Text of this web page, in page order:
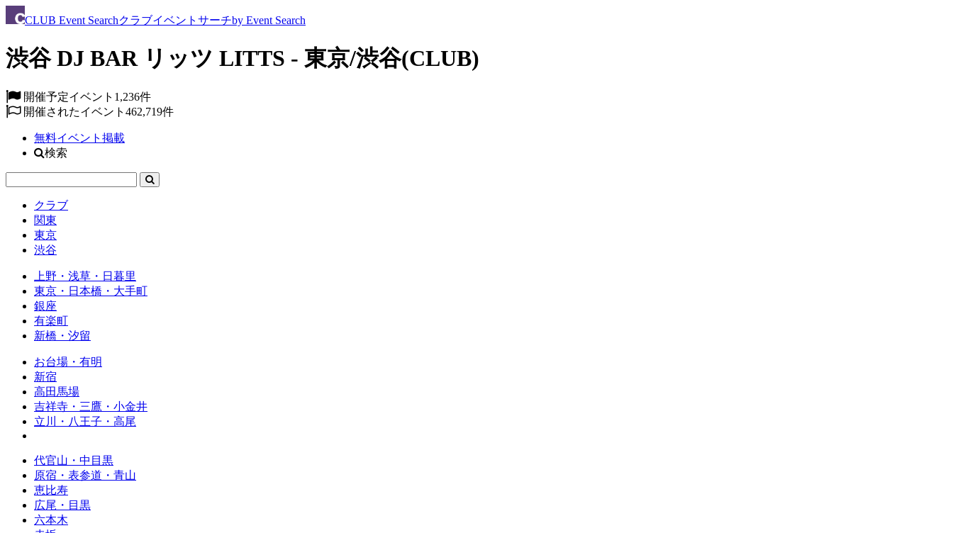
CLUB Event Searchクラブイベントサーチby Event Search
渋谷 DJ BAR リッツ LITTS - 東京/渋谷(CLUB)
開催予定イベント 1,236件
開催されたイベント 462,719件
無料イベント掲載
検索
クラブ
関東
東京
渋谷
上野・浅草・日暮里
東京・日本橋・大手町
銀座
有楽町
新橋・汐留
お台場・有明
新宿
高田馬場
吉祥寺・三鷹・小金井
立川・八王子・高尾
代官山・中目黒
原宿・表参道・青山
恵比寿
広尾・目黒
六本木